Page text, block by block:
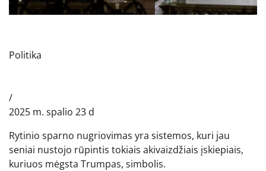
Politika
/
2025 m. spalio 23 d
Rytinio sparno nugriovimas yra sistemos, kuri jau
seniai nustojo rūpintis tokiais akivaizdžiais įskiepiais,
kuriuos mėgsta Trumpas, simbolis.